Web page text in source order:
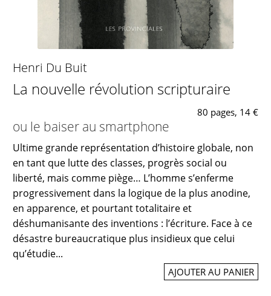
Henri Du Buit
La nouvelle révolution scripturaire
80 pages, 14 €
ou le baiser au smartphone
Ultime grande représentation d’histoire globale, non
en tant que lutte des classes, progrès social ou
liberté, mais comme piège… L’homme s’enferme
progressivement dans la logique de la plus anodine,
en apparence, et pourtant totalitaire et
déshumanisante des inventions : l’écriture. Face à ce
désastre bureaucratique plus insidieux que celui
qu’étudie...
AJOUTER AU PANIER